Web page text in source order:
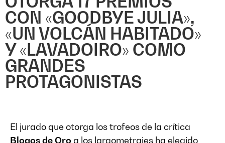
CON «GOODBYE JULIA»,
«UN VOLCÁN HABITADO»
Y «LAVADOIRO» COMO
GRANDES
PROTAGONISTAS
El jurado que otorga los trofeos de la crítica
Blogos de Oro a los largometrajes ha elegido